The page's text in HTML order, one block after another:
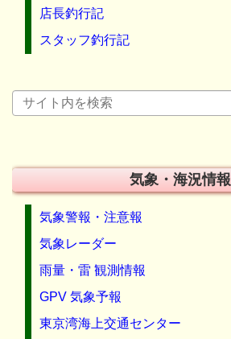
店長釣行記
スタッフ釣行記
気象・海況情報
気象警報・注意報
気象レーダー
雨量・雷 観測情報
GPV 気象予報
東京湾海上交通センター